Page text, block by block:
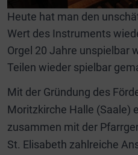
Heute hat man den
Wert des Instruments
Orgel 20 Jahre unspielbar
Teilen wieder spielbar
Mit der Gründung des
Moritzkirche Halle (Saale)
zusammen mit der
St. Elisabeth zahlreiche